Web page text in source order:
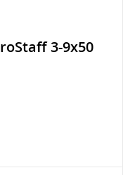
3-9x50